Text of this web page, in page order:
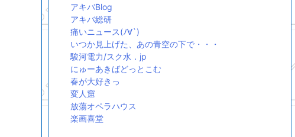
アキバBlog
アキバ総研
痛いニュース(ﾉ∀`)
いつか見上げた、あの青空の下で・・・
駿河電力/スク水．jp
にゅーあきばどっとこむ
春が大好きっ
変人窟
放蕩オペラハウス
楽画喜堂